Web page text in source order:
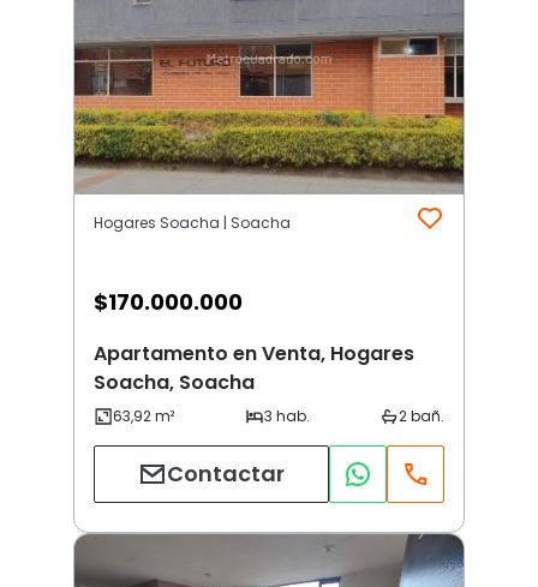
Hogares Soacha | Soacha
$170.000.000
Apartamento en Venta, Hogares
Soacha, Soacha
Contactar